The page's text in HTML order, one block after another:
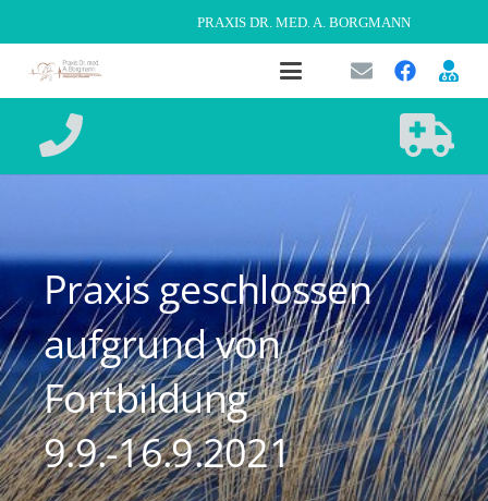
PRAXIS DR. MED. A. BORGMANN
Praxis geschlossen
aufgrund von
Fortbildung
9.9.-16.9.2021